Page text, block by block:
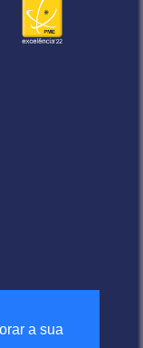
a sua